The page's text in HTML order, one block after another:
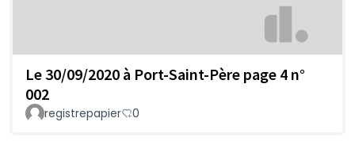
Le 30/09/2020 à Port-Saint-Père page 4 n°
002
registrepapier 0